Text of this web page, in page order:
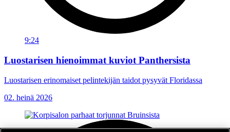
9:24
Luostarisen hienoimmat kuviot Panthersista
Luostarisen erinomaiset pelintekijän taidot pysyvät Floridassa
02. heinä 2026